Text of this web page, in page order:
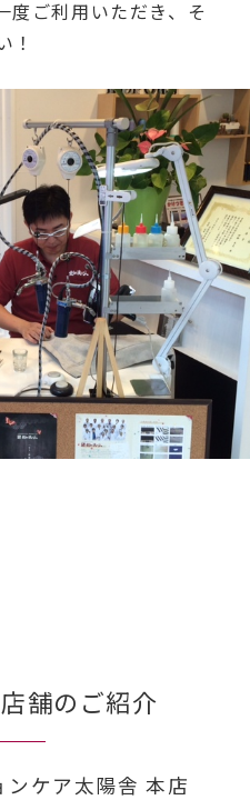
度ご利用いただき、そ
！
舗のご紹介
ンケア太陽舎 本店